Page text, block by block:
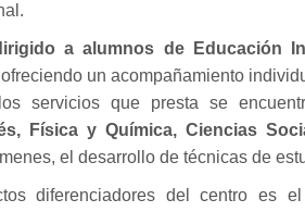
a alumnos de Educación
ofreciendo un acompañamiento
servicios que presta se
Física y Química, Ciencias
el desarrollo de técnicas de
diferenciadores del centro es